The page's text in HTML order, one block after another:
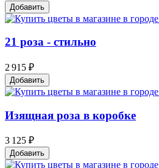
Добавить
21 роза - стильно
2 915 ₽
Добавить
Изящная роза в коробке
3 125 ₽
Добавить